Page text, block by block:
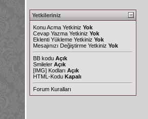
Yetkileriniz
Konu Acma Yetkiniz Yok
Cevap Yazma Yetkiniz Yok
Eklenti Yükleme Yetkiniz Yok
Mesajınızı Değiştirme Yetkiniz Yok
BB kodu Açık
Smileler Açık
[IMG] Kodları Açık
HTML-Kodu Kapalı
Forum Kuralları